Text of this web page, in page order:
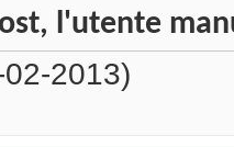
l'utente
2013)